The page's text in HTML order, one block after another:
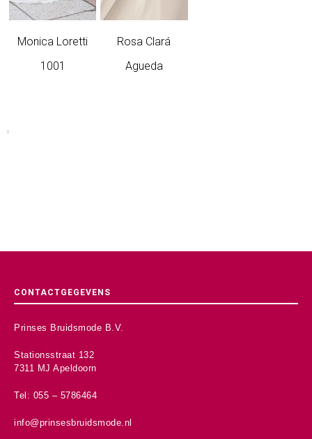
Monica Loretti
1001
Rosa Clará
Agueda
CONTACTGEGEVENS
Prinses Bruidsmode B.V.
Stationsstraat 132
7311 MJ Apeldoorn
Tel: 055 – 5786464
info@prinsesbruidsmode.nl